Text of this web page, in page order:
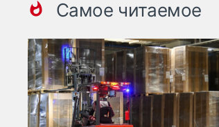
Самое читаемое